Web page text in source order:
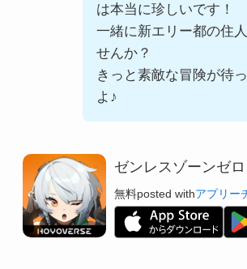
は本当に珍しいです！
一緒に新エリー都の住
せんか？
きっと素敵な冒険が待
よ♪
ゼンレスゾーンゼロ
無料posted withアプリー